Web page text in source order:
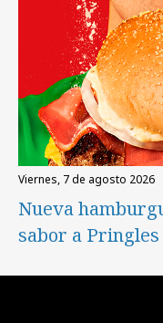
viernes, 7 de agosto 2026
Nueva
sabor a Pringles